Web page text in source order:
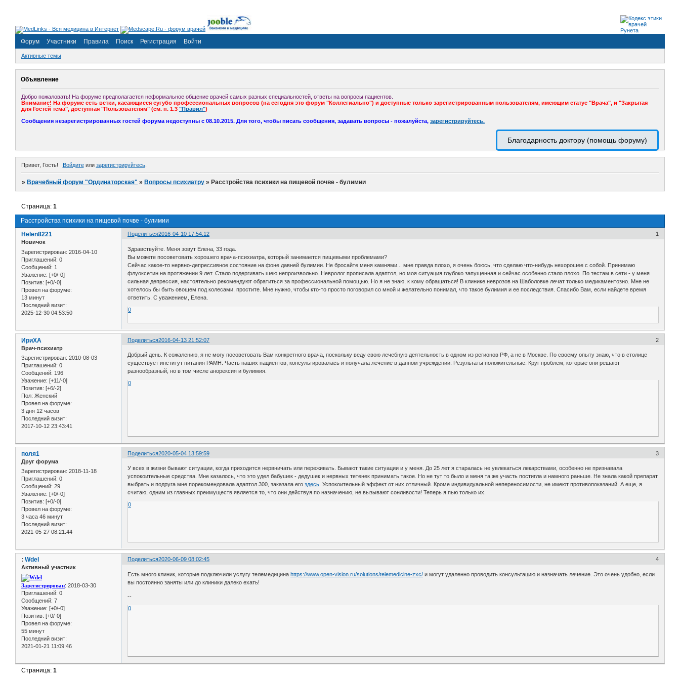
Форум Участники Правила Поиск Регистрация Войти
Активные темы
Объявление
Добро пожаловать! На форуме предполагается неформальное общение врачей самых разных специальностей, ответы на вопросы пациентов.
Внимание! На форуме есть ветки, касающиеся сугубо профессиональных вопросов (на сегодня это форум "Коллегиально") и доступные только зарегистрированным пользователям, имеющим статус "Врача", и "Закрытая
для Гостей тема", доступная "Пользователям" (см. п. 1.3 "Правил")
Сообщения незарегистрированных гостей форума недоступны с 08.10.2015. Для того, чтобы писать сообщения, задавать вопросы - пожалуйста, зарегистрируйтесь.
Благодарность доктору (помощь форуму)
Привет, Гость! Войдитеили зарегистрируйтесь.
» Врачебный форум "Ординаторская" » Вопросы психиатру » Расстройства психики на пищевой почве - булимии
Расстройства психики на пищевой почве - булимии
Страница:1
Поделиться 1
2016-04-10 17:54:12
Helen8221
Новичок
Зарегистрирован: 2016-04-10
Приглашений: 0
Сообщений: 1
Уважение: [+0/-0]
Позитив: [+0/-0]
Провел на форуме:
13 минут
Последний визит:
2025-12-30 04:53:50
Здравствуйте. Меня зовут Елена, 33 года.
Вы можете посоветовать хорошего врача-психиатра, который занимается пищевыми проблемами?
Сейчас какое-то нервно-депрессивное состояние на фоне давней булимии. Не бросайте меня камнями... мне правда плохо, я очень боюсь, что сделаю что-нибудь нехорошее с собой. Принимаю
флуоксетин на протяжении 9 лет. Стало подергивать шею непроизвольно. Невролог прописала адаптол, но моя ситуация глубоко запущенная и сейчас особенно стало плохо. По тестам в сети - у меня
сильная депрессия, настоятельно рекомендуют обратиться за профессиональной помощью. Но я не знаю, к кому обращаться! В клинике неврозов на Шаболовке лечат только медикаментозно. Мне не
хотелось бы быть овощем под колесами, простите. Мне нужно, чтобы кто-то просто поговорил со мной и желательно понимал, что такое булимия и ее последствия. Спасибо Вам, если найдете время
ответить. С уважением, Елена.
0
Поделиться 2
2016-04-13 21:52:07
ИриХА
Врач-психиатр
Зарегистрирован: 2010-08-03
Приглашений: 0
Сообщений: 196
Уважение: [+11/-0]
Позитив: [+6/-2]
Пол: Женский
Провел на форуме:
3 дня 12 часов
Последний визит:
2017-10-12 23:43:41
Добрый день. К сожалению, я не могу посоветовать Вам конкретного врача, поскольку веду свою лечебную деятельность в одном из регионов РФ, а не в Москве. По своему опыту знаю, что в столице
существует институт питания РАМН. Часть наших пациентов, консультировалась и получала лечение в данном учреждении. Результаты положительные. Круг проблем, которые они решают
разнообразный, но в том числе анорексия и булимия.
0
Поделиться 3
2020-05-04 13:59:59
поля1
Друг форума
Зарегистрирован: 2018-11-18
Приглашений: 0
Сообщений: 29
Уважение: [+0/-0]
Позитив: [+0/-0]
Провел на форуме:
3 часа 46 минут
Последний визит:
2021-05-27 08:21:44
У всех в жизни бывают ситуации, когда приходится нервничать или переживать. Бывают такие ситуации и у меня. До 25 лет я старалась не увлекаться лекарствами, особенно не признавала
успокоительные средства. Мне казалось, что это удел бабушек - дедушек и нервных тетенек принимать такое. Но не тут то было и меня та же участь постигла и намного раньше. Не знала какой препарат
выбрать и подруга мне порекомендовала адаптол 300, заказала егоздесь. Успокоительный эффект от них отличный. Кроме индивидуальной непереносимости, не имеют противопоказаний. А еще, я
считаю, одним из главных преимуществ является то, что они действуя по назначению, не вызывают сонливости! Теперь я пью только их.
0
Поделиться 4
2020-06-09 08:02:45
: Wdel
Активный участник
Зарегистрирован: 2018-03-30
Приглашений: 0
Сообщений: 7
Уважение: [+0/-0]
Позитив: [+0/-0]
Провел на форуме:
55 минут
Последний визит:
2021-01-21 11:09:46
Есть много клиник, которые подключили услугу телемедицинаhttps://www.open-vision.ru/solutions/telemedicine-zxc/ и могут удаленно проводить консультацию и назначать лечение. Это очень удобно, если
вы постоянно заняты или до клиники далеко ехать!
--
0
Страница:1